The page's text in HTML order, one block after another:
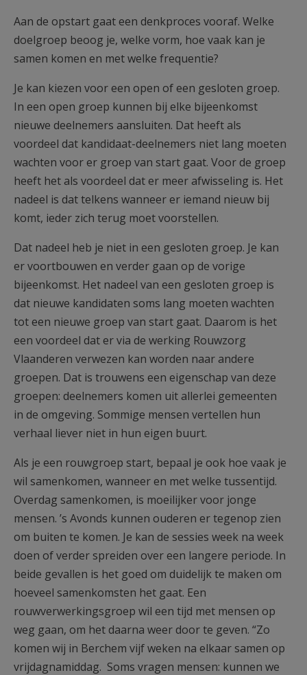
Aan de opstart gaat een denkproces vooraf. Welke
doelgroep beoog je, welke vorm, hoe vaak kan je
samen komen en met welke frequentie?
Je kan kiezen voor een open of een gesloten groep.
In een open groep kunnen bij elke bijeenkomst
nieuwe deelnemers aansluiten. Dat heeft als
voordeel dat kandidaat-deelnemers niet lang moeten
wachten voor er groep van start gaat. Voor de groep
heeft het als voordeel dat er meer afwisseling is. Het
nadeel is dat telkens wanneer er iemand nieuw bij
komt, ieder zich terug moet voorstellen.
Dat nadeel heb je niet in een gesloten groep. Je kan
er voortbouwen en verder gaan op de vorige
bijeenkomst. Het nadeel van een gesloten groep is
dat nieuwe kandidaten soms lang moeten wachten
tot een nieuwe groep van start gaat. Daarom is het
een voordeel dat er via de werking Rouwzorg
Vlaanderen verwezen kan worden naar andere
groepen. Dat is trouwens een eigenschap van deze
groepen: deelnemers komen uit allerlei gemeenten
in de omgeving. Sommige mensen vertellen hun
verhaal liever niet in hun eigen buurt.
Als je een rouwgroep start, bepaal je ook hoe vaak je
wil samenkomen, wanneer en met welke tussentijd.
Overdag samenkomen, is moeilijker voor jonge
mensen. ’s Avonds kunnen ouderen er tegenop zien
om buiten te komen. Je kan de sessies week na week
doen of verder spreiden over een langere periode. In
beide gevallen is het goed om duidelijk te maken om
hoeveel samenkomsten het gaat. Een
rouwverwerkingsgroep wil een tijd met mensen op
weg gaan, om het daarna weer door te geven. “Zo
komen wij in Berchem vijf weken na elkaar samen op
vrijdagnamiddag. Soms vragen mensen: kunnen we